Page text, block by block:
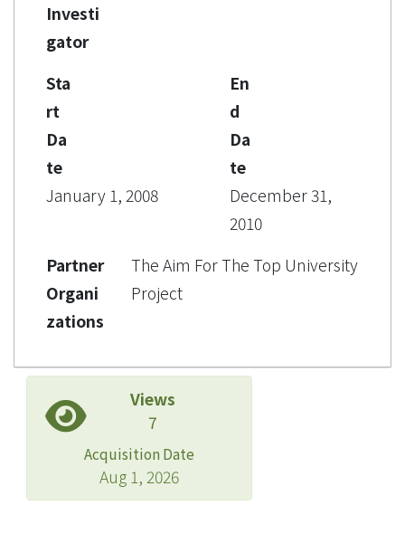
Investi
gator
Sta
rt
Da
te
January 1, 2008
En
d
Da
te
December 31,
2010
Partner
Organi
zations
The Aim For The Top University
Project
Views
7
Acquisition Date
Aug 1, 2026